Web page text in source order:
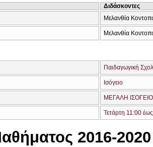
Διδάσκοντες
Μελανθία
Μελανθία
Παιδαγωγική
Ισόγειο
ΜΕΓΑΛΗ
Τετάρτη 11:00
2016-2020